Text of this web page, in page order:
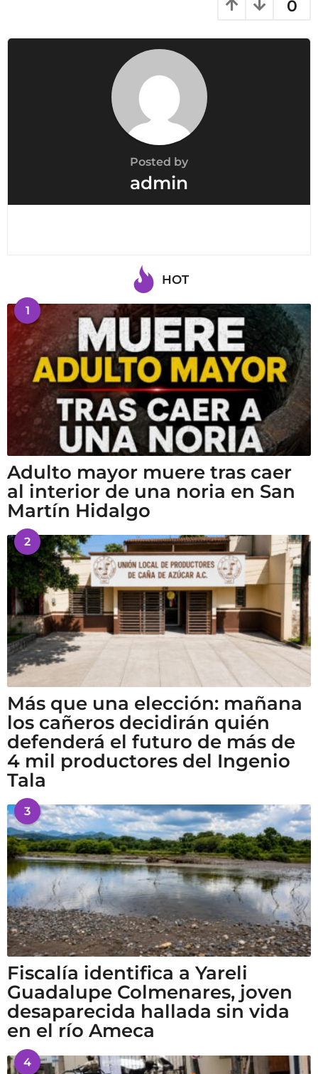
0
Posted by
admin
HOT
1
Adulto mayor muere tras caer
al interior de una noria en San
Martín Hidalgo
2
Más que una elección: mañana
los cañeros decidirán quién
defenderá el futuro de más de
4 mil productores del Ingenio
Tala
3
Fiscalía identifica a Yareli
Guadalupe Colmenares, joven
desaparecida hallada sin vida
en el río Ameca
4